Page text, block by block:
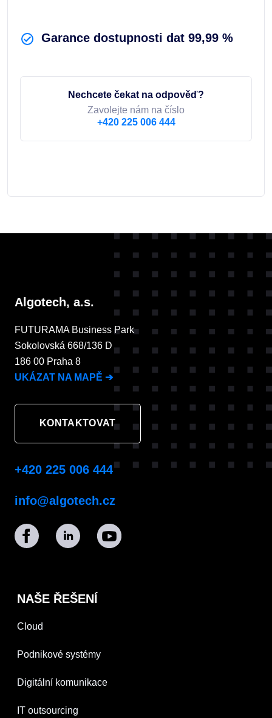
Garance dostupnosti dat 99,99 %
Nechcete čekat na odpověď?
Zavolejte nám na číslo
+420 225 006 444
Algotech, a.s.
FUTURAMA Business Park
Sokolovská 668/136 D
186 00 Praha 8
UKÁZAT NA MAPĚ ➔
KONTAKTOVAT
+420 225 006 444
info@algotech.cz
NAŠE ŘEŠENÍ
Cloud
Podnikové systémy
Digitální komunikace
IT outsourcing